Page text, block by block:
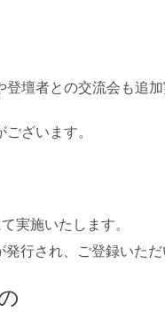
壇者との交流会も追加
ざいます。
実施いたします。
行され、ご登録いた